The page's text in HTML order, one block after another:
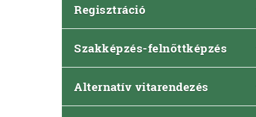
Regisztráció
Szakképzés-felnőttképzés
Alternatív vitarendezés